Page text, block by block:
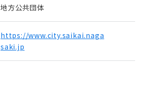
地方公共団体
https://www.city.saikai.naga
saki.jp